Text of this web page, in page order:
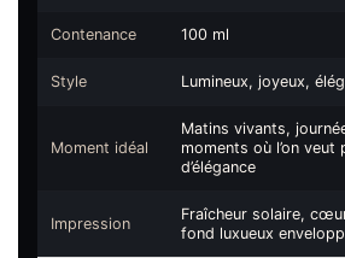
Contenance 100 ml
Style Lumineux, joyeux,
Moment idéal
Matins vivants,
moments où l’on veut
d’élégance
Impression
Fraîcheur solaire,
fond luxueux